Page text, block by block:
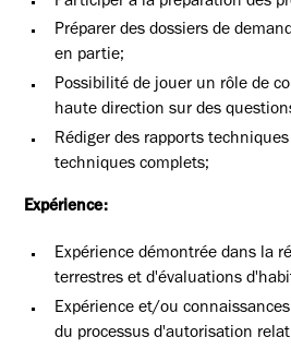
Préparer des dossiers de
en partie;
Possibilité de jouer un rôle de
haute direction sur des
Rédiger des rapports
techniques complets;
Expérience:
Expérience démontrée dans la
terrestres et d'évaluations
Expérience et/ou
du processus d'autorisation